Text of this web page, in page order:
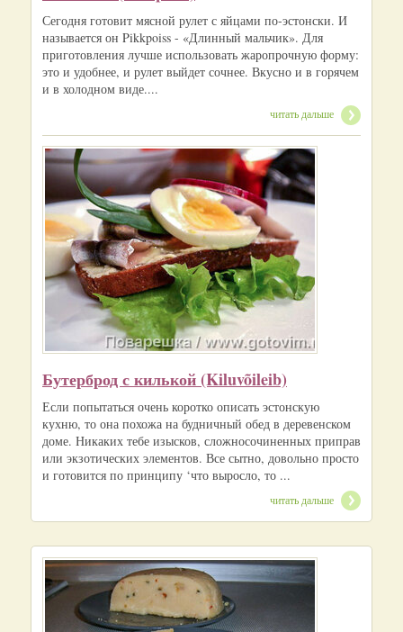
Сегодня готовит мясной рулет с яйцами по-эстонски. И
называется он Pikkpoiss - «Длинный мальчик». Для
приготовления лучше использовать жаропрочную форму:
это и удобнее, и рулет выйдет сочнее. Вкусно и в горячем
и в холодном виде....
читать дальше
Бутерброд с килькой (Kiluvõileib)
Если попытаться очень коротко описать эстонскую
кухню, то она похожа на будничный обед в деревенском
доме. Никаких тебе изысков, сложносочиненных приправ
или экзотических элементов. Все сытно, довольно просто
и готовится по принципу ‘что выросло, то ...
читать дальше